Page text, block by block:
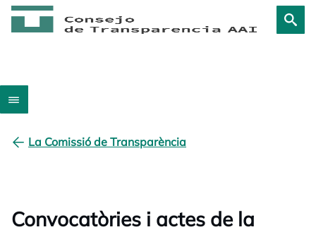
La Comissió de Transparència
Convocatòries i actes de la